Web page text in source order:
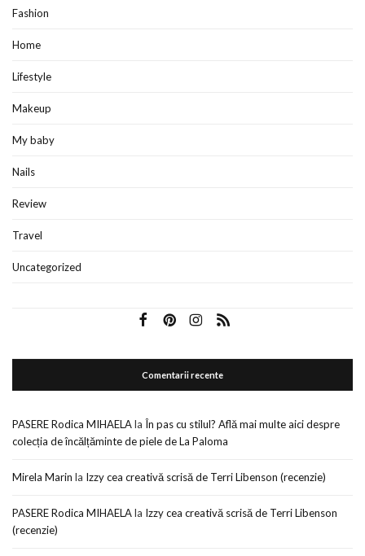
Fashion
Home
Lifestyle
Makeup
My baby
Nails
Review
Travel
Uncategorized
Comentarii recente
PASERE Rodica MIHAELAla În pas cu stilul? Află mai multe aici despre
colecția de încălțăminte de piele de La Paloma
Mirela Marin la Izzy cea creativă scrisă de Terri Libenson (recenzie)
PASERE Rodica MIHAELAla Izzy cea creativă scrisă de Terri Libenson
(recenzie)